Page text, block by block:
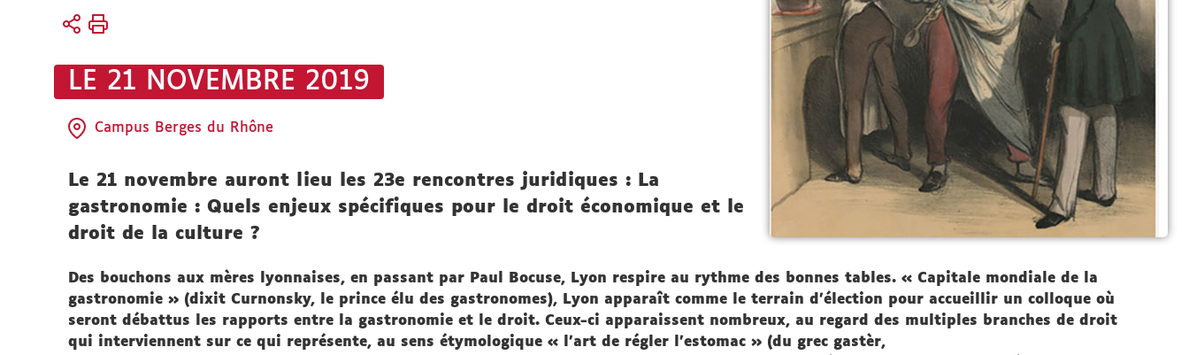
ici :
LE 21 NOVEMBRE 2019
Campus Berges du Rhône
Le 21 novembre auront lieu les 23e rencontres juridiques : La
gastronomie : Quels enjeux spécifiques pour le droit économique et le
droit de la culture ?
Des bouchons aux mères lyonnaises, en passant par Paul Bocuse, Lyon respire au rythme des bonnes tables. « Capitale mondiale de la
gastronomie » (dixit Curnonsky, le prince élu des gastronomes), Lyon apparaît comme le terrain d’élection pour accueillir un colloque où
seront débattus les rapports entre la gastronomie et le droit. Ceux-ci apparaissent nombreux, au regard des multiples branches de droit
qui interviennent sur ce qui représente, au sens étymologique « l’art de régler l’estomac » (du grec gastèr,